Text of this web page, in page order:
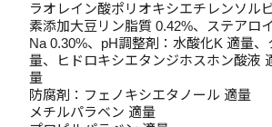
ラオレイン酸ポリオキシエチレンソル
素添加大豆リン脂質 0.42%、ステアロ
Na 0.30%、pH調整剤：水酸化K 適量
量、ヒドロキシエタンジホスホン酸液
量
防腐剤：フェノキシエタノール 適量
メチルパラベン 適量